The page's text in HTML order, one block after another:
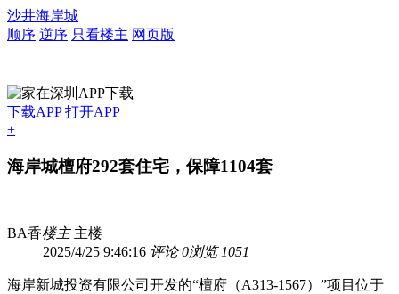
沙井海岸城
顺序 逆序 只看楼主 网页版
下载APP 打开APP
+
海岸城檀府292套住宅，保障1104套
BA香楼主 主楼
2025/4/25 9:46:16 评论 0浏览 1051
海岸新城投资有限公司开发的“檀府（A313-1567）”项目位于